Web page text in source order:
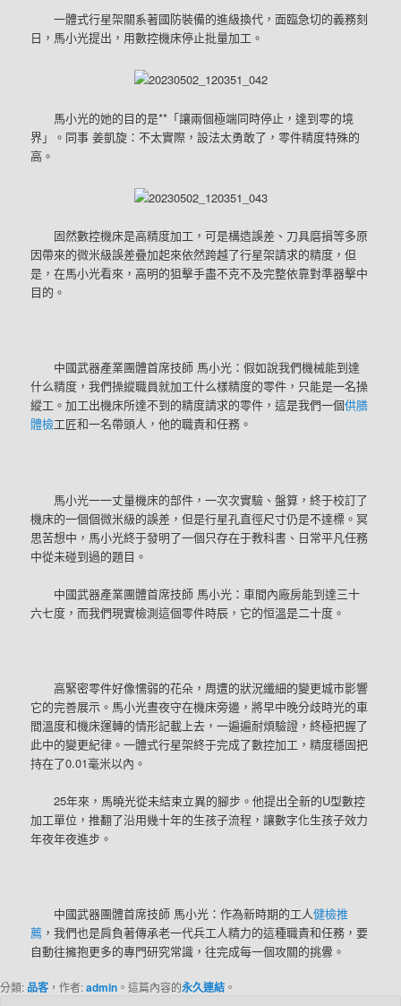
一體式行星架關系著國防裝備的進級換代，面臨急切的義務刻
日，馬小光提出，用數控機床停止批量加工。
馬小光的她的目的是**「讓兩個極端同時停止，達到零的境
界」。同事 姜凱旋：不太實際，設法太勇敢了，零件精度特殊的
高。
固然數控機床是高精度加工，可是構造誤差、刀具磨損等多原
因帶來的微米級誤差疊加起來依然跨越了行星架請求的精度，但
是，在馬小光看來，高明的狙擊手盡不克不及完整依靠對準器擊中
目的。
中國武器產業團體首席技師 馬小光：假如說我們機械能到達
什么精度，我們操縱職員就加工什么樣精度的零件，只能是一名操
縱工。加工出機床所達不到的精度請求的零件，這是我們一個供膳
體檢工匠和一名帶頭人，他的職責和任務。
馬小光一一丈量機床的部件，一次次實驗、盤算，終于校訂了
機床的一個個微米級的誤差，但是行星孔直徑尺寸仍是不達標。冥
思苦想中，馬小光終于發明了一個只存在于教科書、日常平凡任務
中從未碰到過的題目。
中國武器產業團體首席技師 馬小光：車間內廠房能到達三十
六七度，而我們現實檢測這個零件時辰，它的恒溫是二十度。
高緊密零件好像懦弱的花朵，周遭的狀況纖細的變更城市影響
它的完善展示。馬小光晝夜守在機床旁邊，將早中晚分歧時光的車
間溫度和機床運轉的情形記載上去，一遍遍耐煩驗證，終極把握了
此中的變更紀律。一體式行星架終于完成了數控加工，精度穩固把
25年來，馬曉光從未結束立異的腳步。他提出全新的U型數控
加工單位，推翻了沿用幾十年的生孩子流程，讓數字化生孩子效力
中國武器團體首席技師 馬小光：作為新時期的工人健檢推
薦，我們也是肩負著傳承老一代兵工人精力的這種職責和任務，要